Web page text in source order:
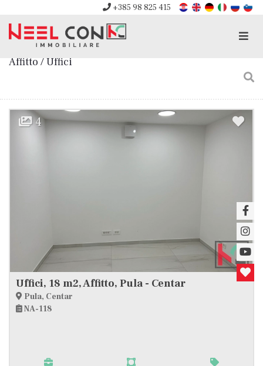
+385 98 825 415
Affitto / Uffici
4
Uffici, 18 m2, Affitto, Pula - Centar
Pula, Centar
NA-118